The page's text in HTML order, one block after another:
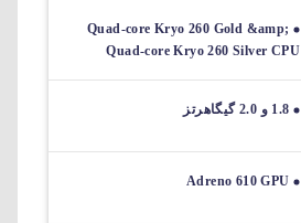
Quad-core Kryo 260 Gold &amp;
Quad-core Kryo 260 Silver CPU
1.8 و 2.0 گیگاهرتز
Adreno 610 GPU